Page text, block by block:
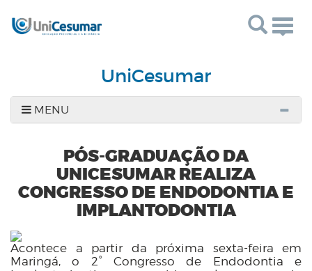
UniCesumar
MENU
PÓS-GRADUAÇÃO DA
UNICESUMAR REALIZA
CONGRESSO DE ENDODONTIA E
IMPLANTODONTIA
Acontece a partir da próxima sexta-feira em
Maringá, o 2° Congresso de Endodontia e